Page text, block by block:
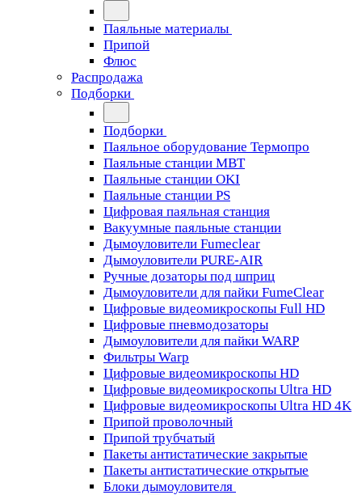
Паяльные материалы
Припой
Флюс
Распродажа
Подборки
Подборки
Паяльное оборудование Термопро
Паяльные станции MBT
Паяльные станции OKI
Паяльные станции PS
Цифровая паяльная станция
Вакуумные паяльные станции
Дымоуловители Fumeclear
Дымоуловители PURE-AIR
Ручные дозаторы под шприц
Дымоуловители для пайки FumeClear
Цифровые видеомикроскопы Full HD
Цифровые пневмодозаторы
Дымоуловители для пайки WARP
Фильтры Warp
Цифровые видеомикроскопы HD
Цифровые видеомикроскопы Ultra HD
Цифровые видеомикроскопы Ultra HD 4K
Припой проволочный
Припой трубчатый
Пакеты антистатические закрытые
Пакеты антистатические открытые
Блоки дымоуловителя